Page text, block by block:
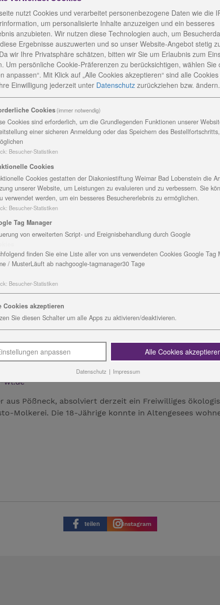
Jahr in Altengesees
in Altengesees ein Freiwilliges ökologisches
2020, ist aber auch später möglich und kann von
werden.
genutzt oder um Wartezeiten, zum Beispiel
zu überbrücken“, sagt Antje Jäschner,
Tätigkeiten in der Christo-Bäckerei, Christo-
Die Freiwilligen helfen im Team bei der praktischen
und Mitarbeiter bei der Anleitung der
in den Handlungsfeldern Ökologie in fünf
sich u.a. mit den Themen Bildung für eine nachhaltige
Klimawandel und Ökologischer Landbau,
FÖJler gestalten Sie die Seminare mit und können sich
monatlichen Taschengeld, der Fortzahlung des
der Werkstätten Christopherushof,
wl.de
aus Pößneck, absolviert derzeit ein Freiwilliges
Molkerei. Die 18-Jährige konnte in Altengesees
teilen Instagram
nutzt Cookies und verarbeitet personenbezogene Daten wie die
um personalisierte Inhalte anzuzeigen und ein besseres
anzubieten. Wir nutzen diese Technologien auch, um
Ergebnisse auszuwerten und so unser Website-Angebot stetig
wir Ihre Privatsphäre schätzen, bitten wir Sie um Erlaubnis zum
Um persönliche Cookie-Präferenzen zu berücksichtigen, wählen Sie
anpassen“. Mit Klick auf „Alle Cookies akzeptieren“ sind alle
Einwilligung jederzeit unter Datenschutz zurückziehen bzw. ändern.
Cookies(immer notwendig)
Cookies sind erforderlich, um die Grundlegenden Funktionen unserer
einer sicheren Anmeldung oder das Speichern des
: Besucher-Statistiken
Cookies
Cookies gestatten der Diakoniestiftung Weimar Bad Lobenstein die
unserer Website, um Leistungen zu evaluieren und zu verbessern. Sie
verwendet werden, um ein besseres Besuchererlebnis zu ermöglichen.
: Besucher-Statistiken
Tag Manager
von erweiterten Script- und Ereignisbehandlung durch Google
finden Sie eine Liste aller von uns verwendeten Cookies Google Tag
/ MusterLäuft ab nachgoogle-tagmanager30 Tage
: Besucher-Statistiken
Cookies akzeptieren
Sie diesen Schalter um alle Apps zu aktivieren/deaktivieren.
anpassen Alle Cookies
Datenschutz | Impressum